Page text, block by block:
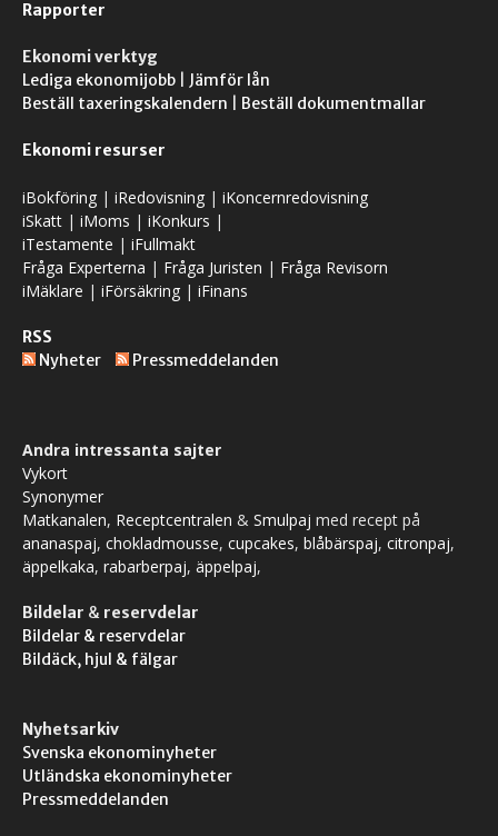
Rapporter
Ekonomi verktyg
Lediga ekonomijobb
Jämför lån
Beställ taxeringskalendern
Beställ dokumentmallar
Ekonomi resurser
iBokföring | iRedovisning | iKoncernredovisning
iSkatt | iMoms | iKonkurs |
iTestamente | iFullmakt
Fråga Experterna | Fråga Juristen | Fråga Revisorn
iMäklare | iFörsäkring | iFinans
RSS
Nyheter
Pressmeddelanden
Andra intressanta sajter
Vykort
Synonymer
Matkanalen, Receptcentralen & Smulpaj med recept på
ananaspaj, chokladmousse, cupcakes, blåbärspaj, citronpaj,
äppelkaka, rabarberpaj, äppelpaj,
Bildelar & reservdelar
Bildelar & reservdelar
Bildäck, hjul & fälgar
Nyhetsarkiv
Svenska ekonominyheter
Utländska ekonominyheter
Pressmeddelanden